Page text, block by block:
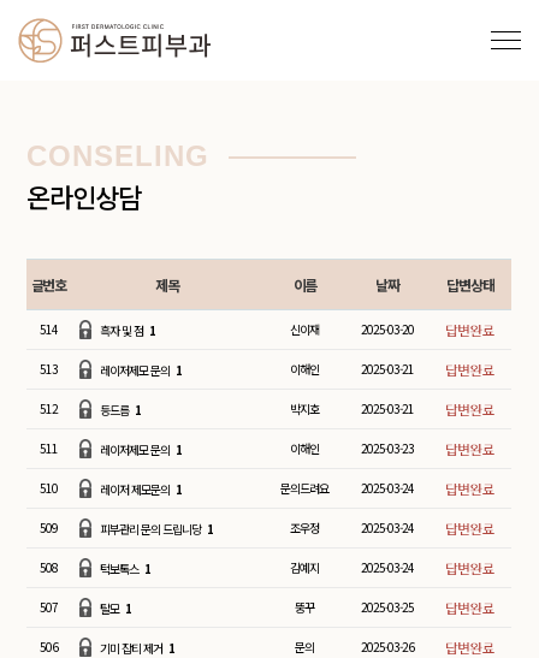
CONSELING
온라인상담
글번호 제목 이름 날짜 답변상태
514 흑자 및 점 1 신이재 2025-03-20
513 레이저제모 문의 1 이해인 2025-03-21
512 등드름 1 박지호 2025-03-21
511 레이저제모 문의 1 이해인 2025-03-23
510 레이저 제모문의 1 문의드려요 2025-03-24
509 피부관리 문의 드립니당 1 조우정 2025-03-24
508 턱보톡스 1 김예지 2025-03-24
507 탈모 1 뚱꾸 2025-03-25
506 기미 잡티 제거 1 문의 2025-03-26